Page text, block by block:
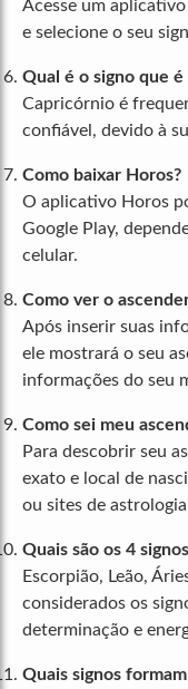
Acesse um
e selecione o seu
Qual é o signo que
Capricórnio é
confiável, devido à
Como baixar Horos?
O aplicativo Horos
Google Play,
celular.
Como ver o
Após inserir suas
ele mostrará o seu
informações do seu
Como sei meu
Para descobrir seu
exato e local de
ou sites de
Quais são os 4
Escorpião, Leão,
considerados os
determinação e
Quais signos